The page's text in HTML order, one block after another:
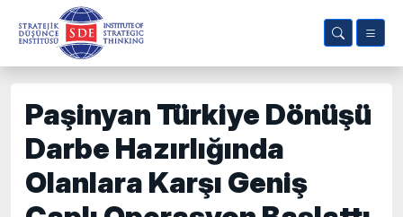
Paşinyan Türkiye Dönüşü
Darbe Hazırlığında
Olanlara Karşı Geniş